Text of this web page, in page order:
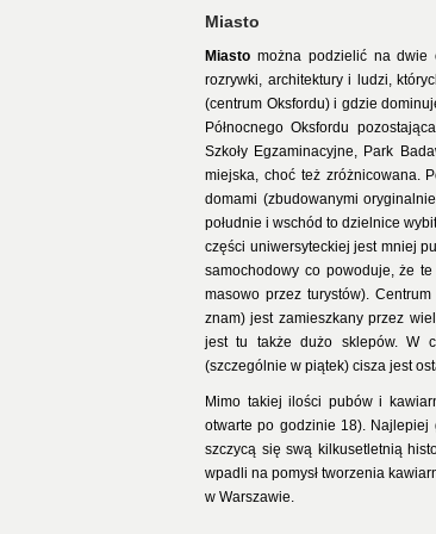
Miasto
Miasto można podzielić na dwie
rozrywki, architektury i ludzi,
(centrum Oksfordu) i gdzie
Północnego Oksfordu
Szkoły Egzaminacyjne, Park
miejska, choć też zróżnicowana.
domami (zbudowanymi
południe i wschód to dzielnice
części uniwersyteckiej jest mniej
samochodowy co powoduje, że
masowo przez turystów).
znam) jest zamieszkany przez
jest tu także dużo sklepów. W
(szczególnie w piątek) cisza jest
Mimo takiej ilości pubów i
otwarte po godzinie 18). Najlepiej
szczycą się swą kilkusetletnią
wpadli na pomysł tworzenia
w Warszawie.